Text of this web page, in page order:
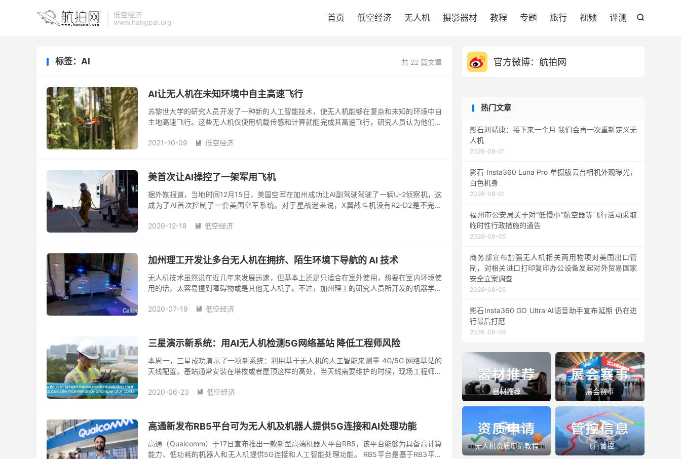
低空经济
www.hangpai.org

首页 低空经济 无人机 摄影器材 教程 专题 旅行 视频 评测
共 22 篇文章
标签：AI
AI让无人机在未知环境中自主高速飞行
苏黎世大学的研究人员开发了一种新的人工智能技术，使无人机能够在复杂和未知的环境中自
主地高速飞行。这些无人机仅使用机载传感和计算就能完成其高速飞行。研究人员认为他们的
2021-10-09
 低空经济
美首次让AI操控了一架军用飞机
据外媒报道，当地时间12月15日，美国空军在加州成功让AI副驾驶驾驶了一辆U-2侦察机，这
成为了AI首次控制了一套美国空军系统。对于星战迷来说，X翼战斗机没有R2-D2是不完整
2020-12-18
 低空经济
加州理工开发让多台无人机在拥挤、陌生环境下导航的 AI 技术
无人机技术虽然说在近几年来发展迅速，但基本上还是只适合在室外使用，想要在室内环境使
用的话，太容易撞到障碍物或是其他无人机了。不过，加州理工的研究人员所开发的机器学习
2020-07-19
 低空经济
三星演示新系统：用AI无人机检测5G网络基站 降低工程师风险
本周一，三星成功演示了一项新系统：利用基于无人机的人工智能来测量 4G/5G 网络基站的
天线配置。基站通常安装在塔楼或者屋顶这样的高处，当天线需要维护的时候，现场工程师就
2020-06-23
 低空经济
高通新发布RB5平台可为无人机及机器人提供5G连接和AI处理功能
高通（Qualcomm）于17日宣布推出一款新型高端机器人平台RB5，该平台能够为具备高计算
能力、低功耗的机器人和无人机提供5G连接和人工智能处理功能。 RB5平台是基于RB3平台
官方微博：航拍网
热门文章
影石刘靖康：接下来一个月 我们会再一次重新定义无
人机
2026-08-01
影石 Insta360 Luna Pro 单摄版云台相机外观曝光，
白色机身
2026-08-01
福州市公安局关于对“低慢小”航空器等飞行活动采取
临时性行政措施的通告
2026-08-05
商务部宣布加强无人机相关两用物项对美国出口管
制，对相关进口打印复印办公设备发起对外贸易国家
安全立案调查
2026-08-05
影石Insta360 GO Ultra AI语音助手宣布延期 仍在进
行最后打磨
2026-08-06
器材推荐 展会赛事
无人机资质申请教程 飞行管控